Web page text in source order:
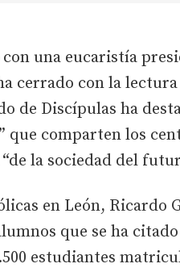
una eucaristía
cerrado con la
de Discípulas ha
que comparten los
la sociedad del
en León, Ricardo
que se ha
estudiantes